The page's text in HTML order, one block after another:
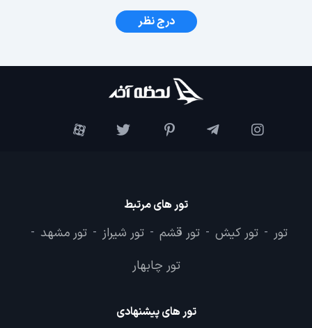
درج نظر
تور های مرتبط
تور - تور کیش - تور قشم - تور شیراز - تور مشهد -
تور چابهار
تور های پیشنهادی